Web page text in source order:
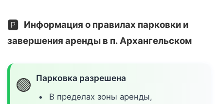
🅿️ Информация о правилах парковки и
завершения аренды в п. Архангельском
🟢 Парковка разрешена
В пределах зоны аренды,